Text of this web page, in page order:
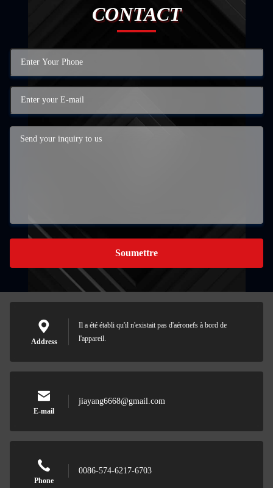
CONTACT
Soumettre
Address
Il a été établi qu'il n'existait pas d'aéronefs à bord de
l'appareil.
E-mail
jiayang6668@gmail.com
Phone
0086-574-6217-6703